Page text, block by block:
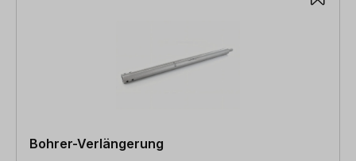
Bohrer-Verlängerung